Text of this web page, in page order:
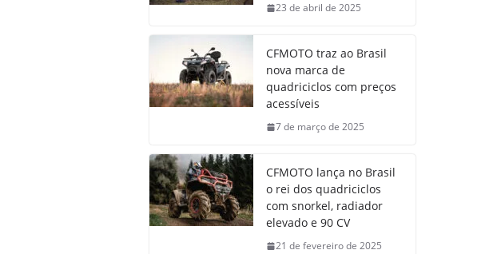
23 de abril de 2025
CFMOTO traz ao Brasil
nova marca de
quadriciclos com preços
acessíveis
7 de março de 2025
CFMOTO lança no Brasil
o rei dos quadriciclos
com snorkel, radiador
elevado e 90 CV
21 de fevereiro de 2025